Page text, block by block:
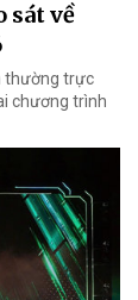
sát về
thường trực
chương trình